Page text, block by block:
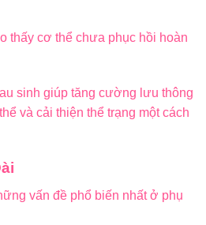
thấy cơ thể chưa phục hồi hoàn
sinh giúp tăng cường lưu thông
và cải thiện thể trạng một cách
vấn đề phổ biến nhất ở phụ